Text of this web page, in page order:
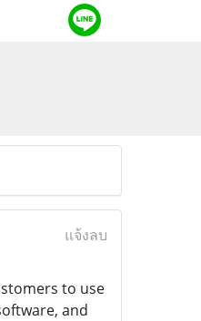
แจ้งลบ
to use
and